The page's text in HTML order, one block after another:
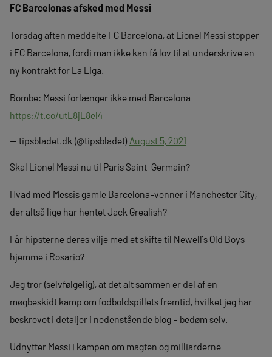
FC Barcelonas afsked med Messi
Torsdag aften meddelte FC Barcelona, at Lionel Messi stopper
i FC Barcelona, fordi man ikke kan få lov til at underskrive en
ny kontrakt for La Liga.
Bombe: Messi forlænger ikke med Barcelona
https://t.co/utL8jL8el4
— tipsbladet.dk (@tipsbladet) August 5, 2021
Skal Lionel Messi nu til Paris Saint-Germain?
Hvad med Messis gamle Barcelona-venner i Manchester City,
der altså lige har hentet Jack Grealish?
Får hipsterne deres vilje med et skifte til Newell’s Old Boys
hjemme i Rosario?
Jeg tror (selvfølgelig), at det alt sammen er del af en
møgbeskidt kamp om fodboldspillets fremtid, hvilket jeg har
beskrevet i detaljer i nedenstående blog – bedøm selv.
Udnytter Messi i kampen om magten og milliarderne